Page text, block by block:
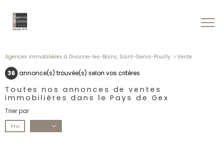
Agences immobilières à Divonne-les-Bains, Saint-Genis-Pouilly Vente
36 annonce(s) trouvée(s) selon vos critères
Toutes nos annonces de ventes
immobilières dans le Pays de Gex
Trier par
Prix